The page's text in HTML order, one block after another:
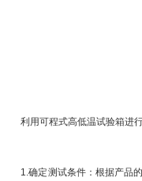
利用可程式高低温试验箱进行
1.确定测试条件：根据产品的